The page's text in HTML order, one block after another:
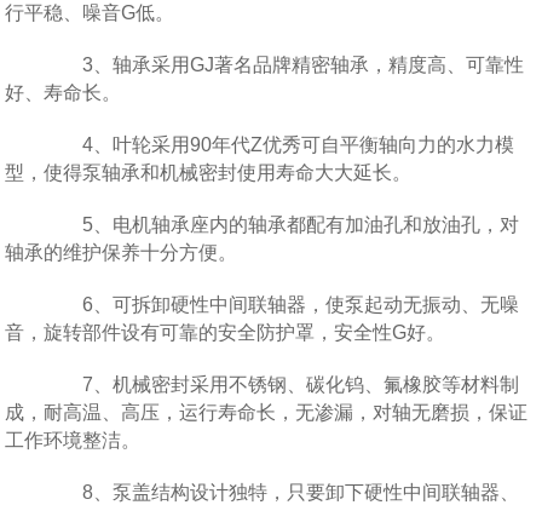
行平稳、噪音G低。
3、轴承采用GJ著名品牌精密轴承，精度高、可靠性
好、寿命长。
4、叶轮采用90年代Z优秀可自平衡轴向力的水力模
型，使得泵轴承和机械密封使用寿命大大延长。
5、电机轴承座内的轴承都配有加油孔和放油孔，对
轴承的维护保养十分方便。
6、可拆卸硬性中间联轴器，使泵起动无振动、无噪
音，旋转部件设有可靠的安全防护罩，安全性G好。
7、机械密封采用不锈钢、碳化钨、氟橡胶等材料制
成，耐高温、高压，运行寿命长，无渗漏，对轴无磨损，保证
工作环境整洁。
8、泵盖结构设计独特，只要卸下硬性中间联轴器、